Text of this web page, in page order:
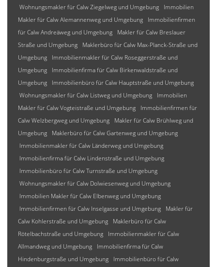
Wohnungsmakler für Calw Ziegelweg und Umgebung
Immobilien
Makler für Calw Alemannenweg und Umgebung
Immobilienfirmen
für Calw Andreäweg und Umgebung
Makler für Calw Breslauer
Straße und Umgebung
Maklerbüro für Calw Max-Planck-Straße und
Umgebung
Immobilienmakler für Calw Roseggerstraße und
Umgebung
Immobilienfirma für Calw Birkenwaldstraße und
Umgebung
Immobilienbüro für Calw Hauptstraße und Umgebung
Wohnungsmakler für Calw Listweg und Umgebung
Immobilien
Makler für Calw Vogteistraße und Umgebung
Immobilienfirmen für
Calw Welzbergweg und Umgebung
Makler für Calw Brühlweg und
Umgebung
Maklerbüro für Calw Gartenweg und Umgebung
Immobilienmakler für Calw Länderweg und Umgebung
Immobilienfirma für Calw Lindenstraße und Umgebung
Immobilienbüro für Calw Turnstraße und Umgebung
Wohnungsmakler für Calw Dolwiesenweg und Umgebung
Immobilien Makler für Calw Elbenweg und Umgebung
Immobilienfirmen für Calw Inselgasse und Umgebung
Makler für
Calw Kohlerstraße und Umgebung
Maklerbüro für Calw
Rötelbachstraße und Umgebung
Immobilienmakler für Calw
Allmandweg und Umgebung
Immobilienfirma für Calw
Hindenburgstraße und Umgebung
Immobilienbüro für Calw